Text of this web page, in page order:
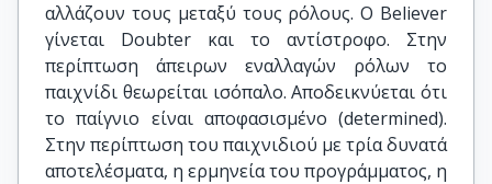
αλλάζουν τους μεταξύ τους ρόλους. Ο Believer
γίνεται Doubter και το αντίστροφο. Στην
περίπτωση άπειρων εναλλαγών ρόλων το
παιχνίδι θεωρείται ισόπαλο. Αποδεικνύεται ότι
το παίγνιο είναι αποφασισμένο (determined).
Στην περίπτωση του παιχνιδιού με τρία δυνατά
αποτελέσματα, η ερμηνεία του προγράμματος, η